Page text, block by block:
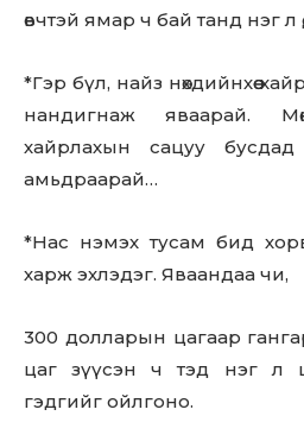
өвчтэй ямар ч бай танд нэг л
*Гэр бүл, найз нөхдийнхөө
нандигнаж яваарай. Мөн
хайрлахын сацуу
амьдраарай…
*Нас нэмэх тусам бид
харж эхлэдэг. Яваандаа чи,
300 долларын цагаар
цаг зүүсэн ч тэд нэг л
гэдгийг ойлгоно.